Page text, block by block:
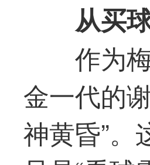
从买
作为
金一代的
神黄昏”。